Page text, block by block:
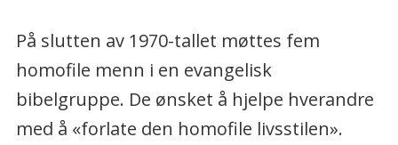
På slutten av 1970-tallet møttes fem
homofile menn i en evangelisk
bibelgruppe. De ønsket å hjelpe hverandre
med å «forlate den homofile livsstilen».